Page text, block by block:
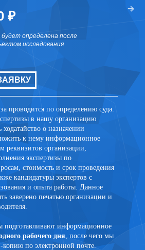
₽
будет определена после
исследования
проводится по определению суда.
в нашу организацию
ходатайство о назначении
к нему информационное
реквизитов организации,
экспертизы по
стоимость и срок проведения
кандидатуры экспертов с
и опыта работы. Данное
заверено печатью организации и
подготавливают информационное
рабочего дня, после чего мы
копию по электронной почте.
ОТ